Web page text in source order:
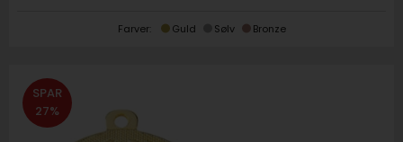
Farver: Guld Sølv Bronze
SPAR
27%